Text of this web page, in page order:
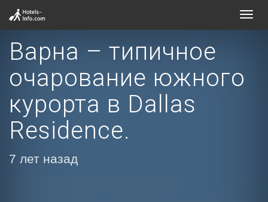
Варна – типичное
очарование южного
курорта в Dallas
Residence.
7 лет назад